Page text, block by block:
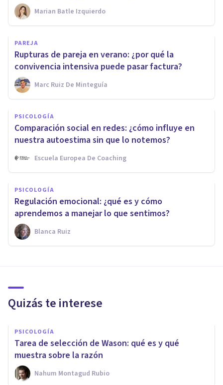
Marian Batle Izquierdo
PAREJA
Rupturas de pareja en verano: ¿por qué la
convivencia intensiva puede pasar factura?
Marc Ruiz De Minteguía
PSICOLOGÍA
Comparación social en redes: ¿cómo influye en
nuestra autoestima sin que lo notemos?
Escuela Europea De Coaching
PSICOLOGÍA
Regulación emocional: ¿qué es y cómo
aprendemos a manejar lo que sentimos?
Blanca Ruiz
Quizás te interese
PSICOLOGÍA
Tarea de selección de Wason: qué es y qué
muestra sobre la razón
Nahum Montagud Rubio